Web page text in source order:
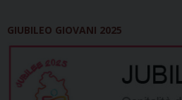
GIUBILEO GIOVANI 2025